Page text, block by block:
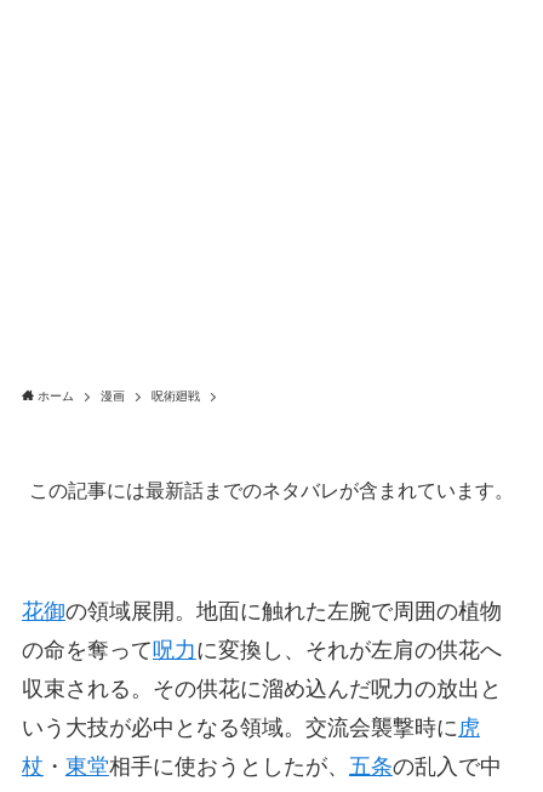
ホーム 漫画 呪術廻戦
この記事には最新話までのネタバレが含まれています。
花御の領域展開。地面に触れた左腕で周囲の植物
の命を奪って呪力に変換し、それが左肩の供花へ
収束される。その供花に溜め込んだ呪力の放出と
いう大技が必中となる領域。交流会襲撃時に虎
杖 ・ 東堂相手に使おうとしたが、 五条の乱入で中